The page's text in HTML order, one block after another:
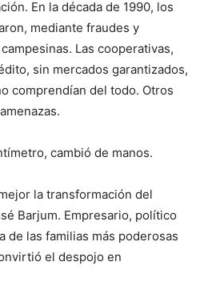
En la década de 1990, los
mediante fraudes y
Las cooperativas,
sin mercados garantizados,
comprendían del todo. Otros
cambió de manos.
la transformación del
Barjum. Empresario, político
de las familias más poderosas
el despojo en